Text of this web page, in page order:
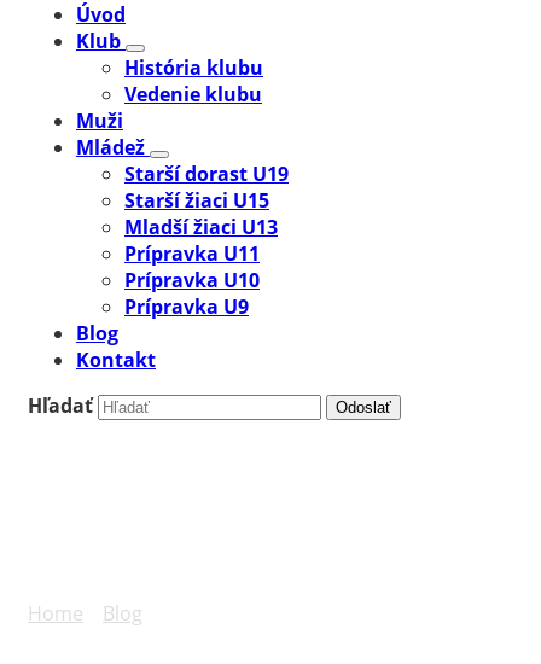
Úvod
Klub
História klubu
Vedenie klubu
Muži
Mládež
Starší dorast U19
Starší žiaci U15
Mladší žiaci U13
Prípravka U11
Prípravka U10
Prípravka U9
Blog
Kontakt
Hľadať
Odoslať
Home Blog